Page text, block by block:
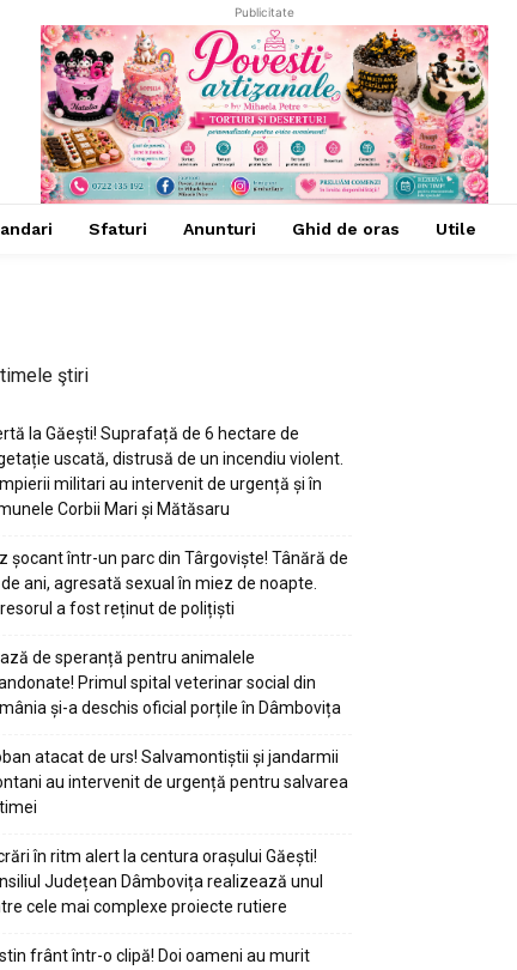
Publicitate
Sfaturi Anunturi Ghid de oras Utile
ştiri
la Găești! Suprafață de 6 hectare de
uscată, distrusă de un incendiu violent.
militari au intervenit de urgență și în
Corbii Mari și Mătăsaru
șocant într-un parc din Târgoviște! Tânără de
ani, agresată sexual în miez de noapte.
a fost reținut de polițiști
de speranță pentru animalele
Primul spital veterinar social din
și-a deschis oficial porțile în Dâmbovița
atacat de urs! Salvamontiștii și jandarmii
au intervenit de urgență pentru salvarea
în ritm alert la centura orașului Găești!
Județean Dâmbovița realizează unul
cele mai complexe proiecte rutiere
frânt într-o clipă! Doi oameni au murit